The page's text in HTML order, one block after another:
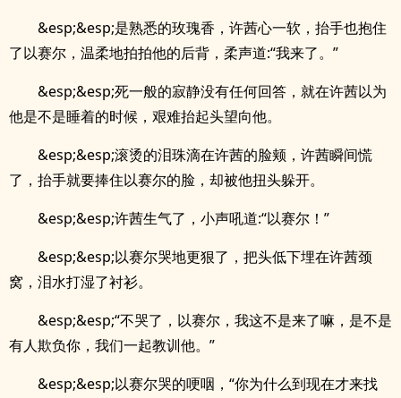
&esp;&esp;是熟悉的玫瑰香，许茜心一软，抬手也抱住
了以赛尔，温柔地拍拍他的后背，柔声道:“我来了。”
&esp;&esp;死一般的寂静没有任何回答，就在许茜以为
他是不是睡着的时候，艰难抬起头望向他。
&esp;&esp;滚烫的泪珠滴在许茜的脸颊，许茜瞬间慌
了，抬手就要捧住以赛尔的脸，却被他扭头躲开。
&esp;&esp;许茜生气了，小声吼道:“以赛尔！”
&esp;&esp;以赛尔哭地更狠了，把头低下埋在许茜颈
窝，泪水打湿了衬衫。
&esp;&esp;“不哭了，以赛尔，我这不是来了嘛，是不是
有人欺负你，我们一起教训他。”
&esp;&esp;以赛尔哭的哽咽，“你为什么到现在才来找